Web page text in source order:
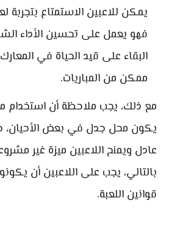
يمكن للاعبين الاستمتاع بتجربة
فهو يعمل على تحسين الأداء
البقاء على قيد الحياة في
ممكن من المباريات.
مع ذلك، يجب ملاحظة أن استخدام
يكون محل جدل في بعض الأحيان،
عادل ويمنح اللاعبين ميزة غير
بالتالي، يجب على اللاعبين أن
قوانين اللعبة.